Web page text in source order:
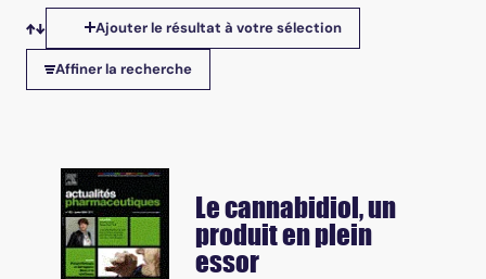
Tris disponibles
Ajouter le résultat à votre sélection
Affiner la recherche
Le cannabidiol, un
produit en plein
essor